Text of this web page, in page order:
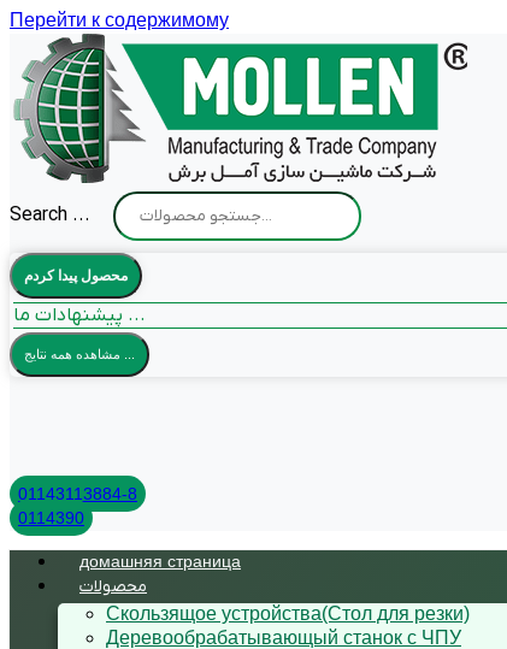
Перейти к содержимому
Search ...
محصول پیدا کردم
پیشنهادات ما ...
01143113884-8
0114390
домашняя страница
محصولات
Cкользящoe устройствa(Стол для резки)
Деревообрабатывающый станок с ЧПУ